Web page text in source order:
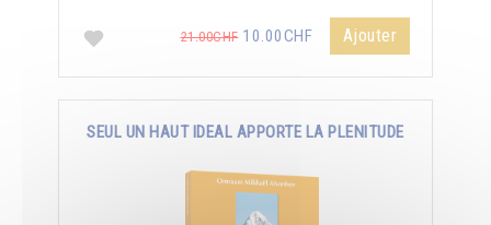
21.00CHF10.00CHF Ajouter
SEUL UN HAUT IDEAL APPORTE LA PLENITUDE